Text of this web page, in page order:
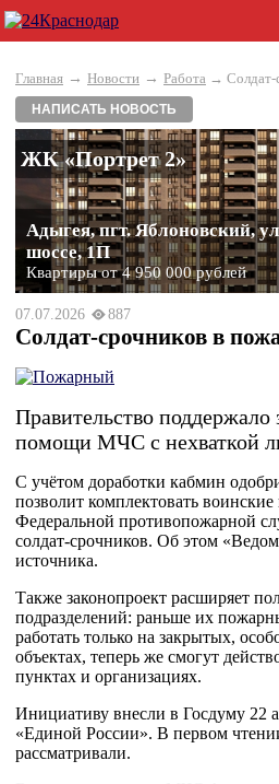
Главная → Новости → Работа → Солдат-
НАПИСАТЬ НОВОСТЬ
ЖК «Портрет 2»
Адыгея, пгт. Яблоновский,
шоссе, 1П
Квартиры от 4 950 000 рублей
07.07.2026 887
Солдат-срочников в
Правительство поддержало
помощи МЧС с нехваткой
С учётом доработки кабмин
позволит комплектовать воинские
Федеральной противопожарной
солдат-срочников. Об этом
источника.
Также законопроект расширяет
подразделений: раньше их
работать только на закрытых,
объектах, теперь же смогут
пунктах и организациях.
Инициативу внесли в Госдуму 22
«Единой России». В первом
рассматривали.